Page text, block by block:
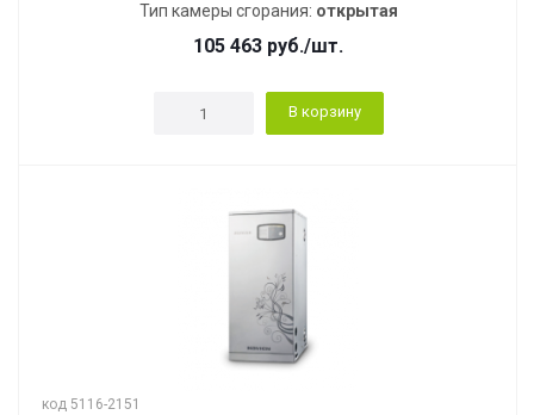
Тип камеры сгорания: открытая
105 463 руб./шт.
В корзину
код 5116-2151